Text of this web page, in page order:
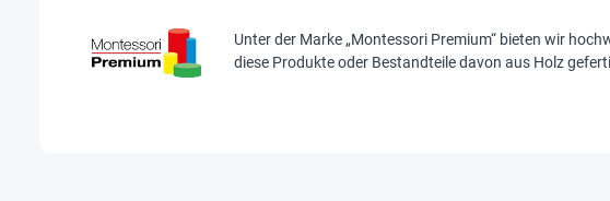
Unter der Marke „Montessori Premium“ bieten wir
diese Produkte oder Bestandteile davon aus Holz